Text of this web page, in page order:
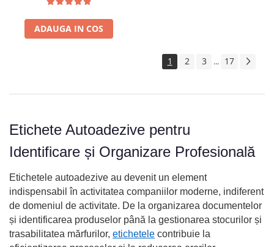
ADAUGA IN COS
1 2 3 ... 17
Etichete Autoadezive pentru
Identificare și Organizare Profesională
Etichetele autoadezive au devenit un element
indispensabil în activitatea companiilor moderne, indiferent
de domeniul de activitate. De la organizarea documentelor
și identificarea produselor până la gestionarea stocurilor și
trasabilitatea mărfurilor, etichetele contribuie la